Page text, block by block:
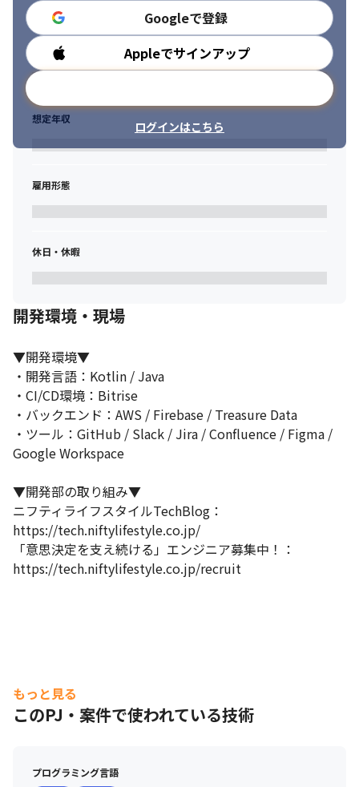
Googleで登録
Appleでサインアップ
ログインはこちら
勤務時間
想定年収
雇用形態
休日・休暇
開発環境・現場
▼開発環境▼
・開発言語：Kotlin / Java
・CI/CD環境：Bitrise
・バックエンド：AWS / Firebase / Treasure Data
・ツール：GitHub / Slack / Jira / Confluence / Figma /
Google Workspace
▼開発部の取り組み▼
ニフティライフスタイルTechBlog：
https://tech.niftylifestyle.co.jp/
「意思決定を支え続ける」エンジニア募集中！：
https://tech.niftylifestyle.co.jp/recruit
もっと見る
このPJ・案件で使われている技術
プログラミング言語